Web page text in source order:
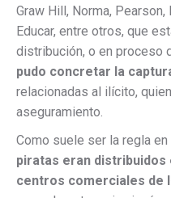
Graw Hill, Norma,
Educar, entre otros, que
distribución, o en proceso
pudo concretar la
relacionadas al ilícito,
aseguramiento.
Como suele ser la regla
piratas eran
centros comerciales de